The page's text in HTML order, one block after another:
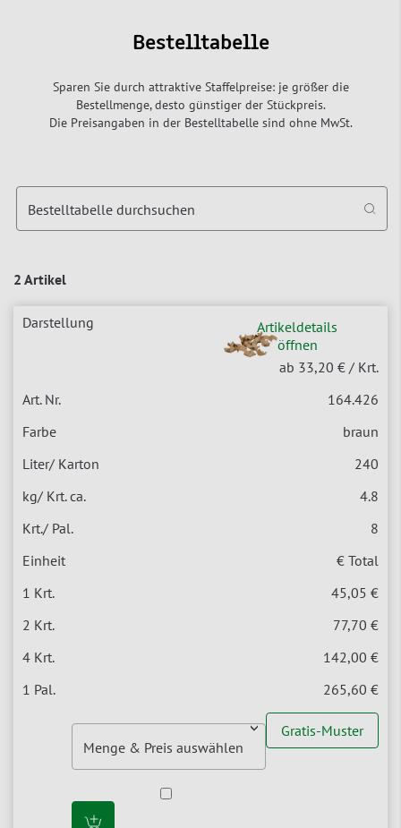
Bestelltabelle
Sparen Sie durch attraktive Staffelpreise: je größer die
Bestellmenge, desto günstiger der Stückpreis.
Die Preisangaben in der Bestelltabelle sind ohne MwSt.
2 Artikel
Bestelltabelle durchsuchen
Artikeldetails
öffnen
ab 33,20 € / Krt.
164.426
braun
240
4.8
8
€ Total
45,05 €
77,70 €
142,00 €
265,60 €
Gratis-Muster